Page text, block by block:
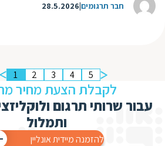
חבר תרגומים28.5.2026
1 2 3 4 5
לקבלת הצעת מחיר
עבור שרותי תרגום
ותמלול
להזמנה מיידית אונליין